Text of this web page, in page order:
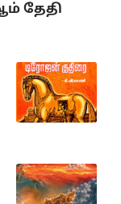
தேதி